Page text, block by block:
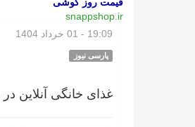
snappshop.ir
19:09 - 01 خرداد 1404
پارسی نیوز
غذای خانگی آنلاین